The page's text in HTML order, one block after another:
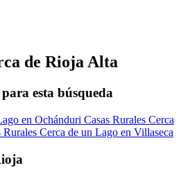
de Rioja Alta
esta búsqueda
en Ochánduri Casas Rurales Cerca
Rurales Cerca de un Lago en Villaseca